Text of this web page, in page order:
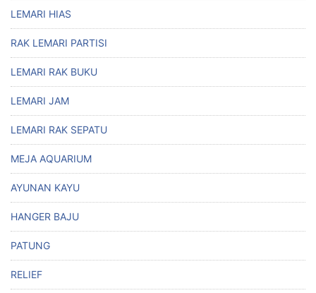
LEMARI HIAS
RAK LEMARI PARTISI
LEMARI RAK BUKU
LEMARI JAM
LEMARI RAK SEPATU
MEJA AQUARIUM
AYUNAN KAYU
HANGER BAJU
PATUNG
RELIEF